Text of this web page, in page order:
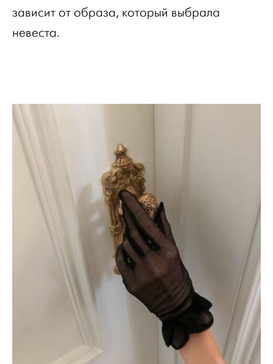
зависит от образа, который выбрала
невеста.